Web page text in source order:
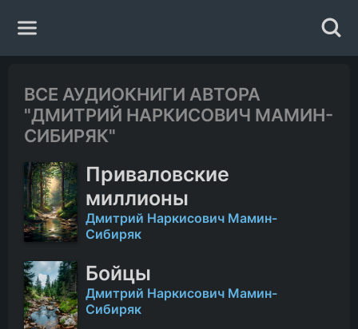
Жанры
Авторы
Исполнители
Случайная книга
ВСЕ АУДИОКНИГИ АВТОРА
"ДМИТРИЙ НАРКИСОВИЧ МАМИН-
СИБИРЯК"
Приваловские
миллионы
Дмитрий Наркисович Мамин-
Сибиряк
Бойцы
Дмитрий Наркисович Мамин-
Сибиряк